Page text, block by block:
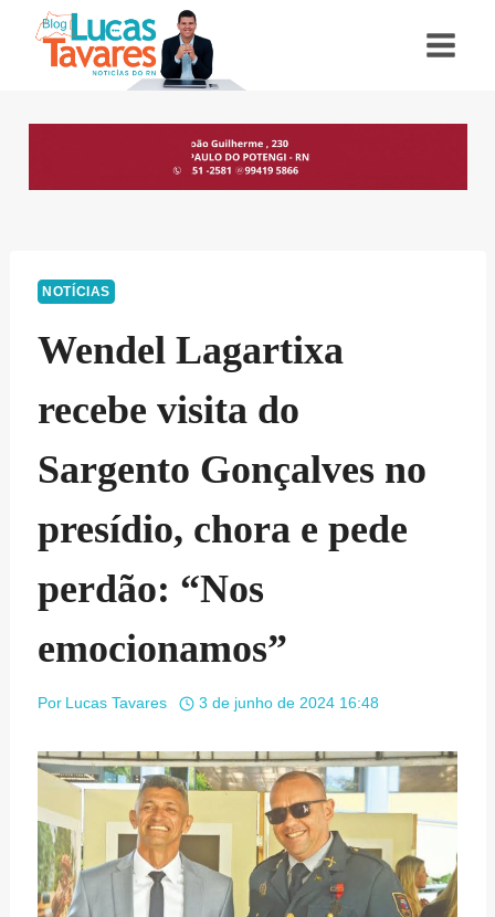
NOTÍCIAS
Wendel Lagartixa
recebe visita do
Sargento Gonçalves no
presídio, chora e pede
perdão: “Nos
emocionamos”
Por Lucas Tavares 3 de junho de 2024 16:48